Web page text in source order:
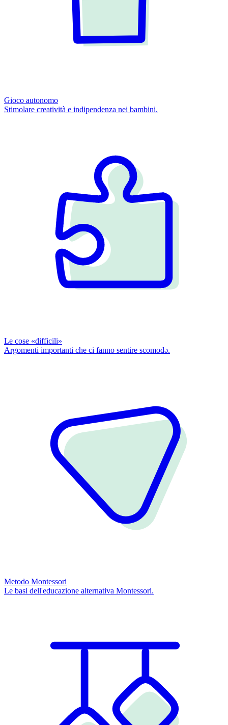
Gioco autonomo
Stimolare creatività e indipendenza nei bambini.
Le cose «difficili»
Argomenti importanti che ci fanno sentire scomodǝ.
Metodo Montessori
Le basi dell'educazione alternativa Montessori.